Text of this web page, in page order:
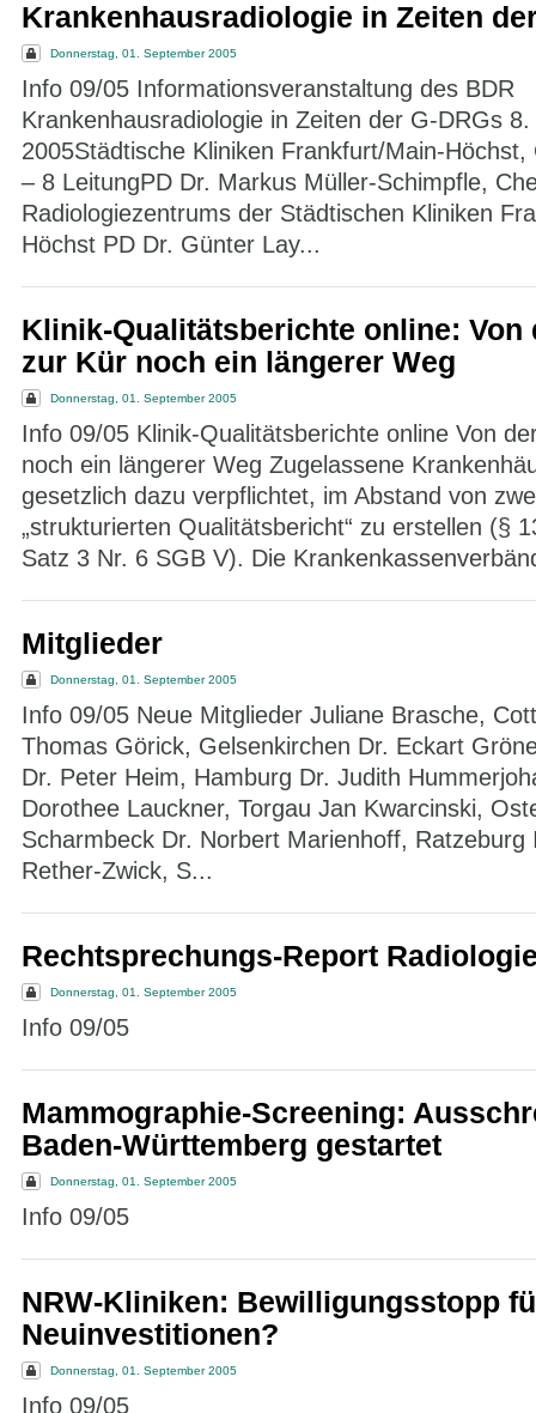
Krankenhausradiologie in Zeiten
Donnerstag, 01. September 2005
Info 09/05 Informationsveranstaltung des BDR
Krankenhausradiologie in Zeiten der G-DRGs
2005Städtische Kliniken Frankfurt/Main-
– 8 LeitungPD Dr. Markus Müller-Schimpfle,
Radiologiezentrums der Städtischen Kliniken
Höchst PD Dr. Günter Lay...
Klinik-Qualitätsberichte online: Von
zur Kür noch ein längerer Weg
Donnerstag, 01. September 2005
Info 09/05 Klinik-Qualitätsberichte online Von
noch ein längerer Weg Zugelassene
gesetzlich dazu verpflichtet, im Abstand von
„strukturierten Qualitätsbericht“ zu erstellen (§
Satz 3 Nr. 6 SGB V). Die
Mitglieder
Donnerstag, 01. September 2005
Info 09/05 Neue Mitglieder Juliane Brasche,
Thomas Görick, Gelsenkirchen Dr. Eckart
Dr. Peter Heim, Hamburg Dr. Judith
Dorothee Lauckner, Torgau Jan Kwarcinski,
Scharmbeck Dr. Norbert Marienhoff, Ratzeburg
Rether-Zwick, S...
Rechtsprechungs-Report
Donnerstag, 01. September 2005
Info 09/05
Mammographie-Screening:
Baden-Württemberg gestartet
Donnerstag, 01. September 2005
Info 09/05
NRW-Kliniken: Bewilligungsstopp
Neuinvestitionen?
Donnerstag, 01. September 2005
Info 09/05